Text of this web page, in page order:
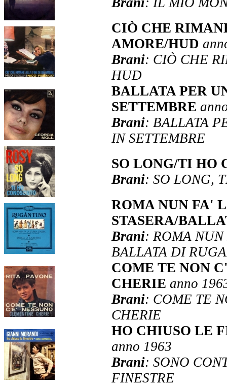
CIÒ CHE
AMORE/HUD
Brani: CIÒ CHE
HUD
BALLATA PER
SETTEMBRE
Brani: BALLATA
IN SETTEMBRE
SO LONG/TI HO
Brani: SO LONG,
ROMA NUN FA'
STASERA/
Brani: ROMA NUN
BALLATA DI
COME TE NON
CHERIE anno
Brani: COME TE
CHERIE
HO CHIUSO LE
anno 1963
Brani: SONO
FINESTRE